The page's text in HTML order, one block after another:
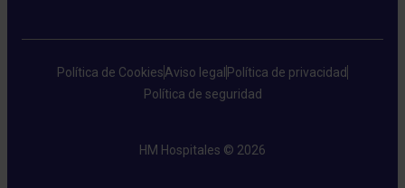
Política de CookiesAviso legal Política de privacidad
Política de seguridad
HM Hospitales © 2026